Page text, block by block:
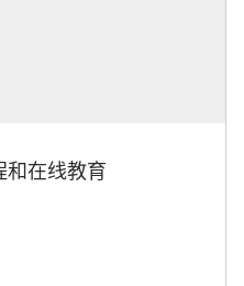
和在线教育